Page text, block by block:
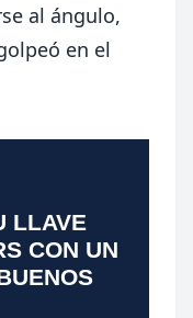
al ángulo,
en el
LLAVE
CON UN